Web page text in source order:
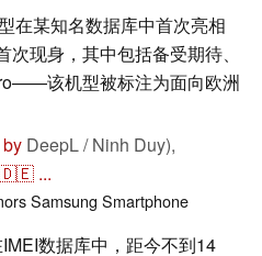
在某知名数据库中首次亮相
现身，其中包括备受期待、
该机型被标注为面向欧洲
DeepL / Ninh Duy),
🇩🇪 ...
Samsung Smartphone
数据库中，距今不到14